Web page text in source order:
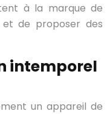
à la marque de
de proposer des
intemporel
un appareil de